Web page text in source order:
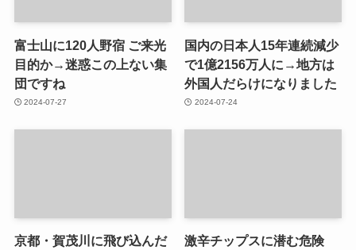
富士山に120人野宿 ご来光
目的か→迷惑この上ない集
団ですね
2024-07-27
国内の日本人15年連続減少
で1億2156万人に→地方は
外国人だらけになりました
2024-07-24
京都・賀茂川に飛び込んだ
激辛チップスに潜む危険